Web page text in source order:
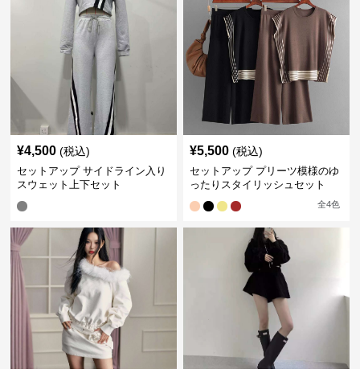
¥4,500 (税込)
セットアップ サイドライン入り
スウェット上下セット
¥5,500 (税込)
セットアップ プリーツ模様のゆ
ったりスタイリッシュセット
全4色